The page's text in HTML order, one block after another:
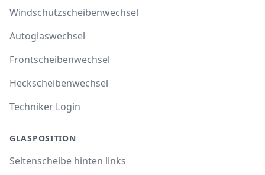
Windschutzscheibenwechsel
Autoglaswechsel
Frontscheibenwechsel
Heckscheibenwechsel
Techniker Login
GLASPOSITION
Seitenscheibe hinten links